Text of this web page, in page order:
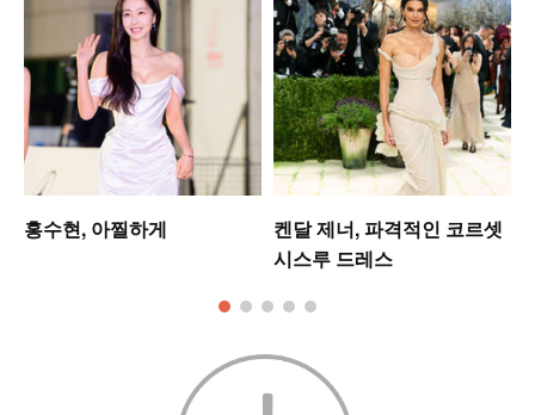
홍수현, 아찔하게
켄달 제너, 파격적인 코르셋
시스루 드레스